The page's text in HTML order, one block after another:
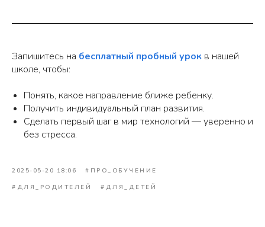
Запишитесь на бесплатный пробный урок в нашей
школе, чтобы:
Понять, какое направление ближе ребенку.
Получить индивидуальный план развития.
Сделать первый шаг в мир технологий — уверенно и
без стресса.
2025-05-20 18:06
#ПРО_ОБУЧЕНИЕ
#ДЛЯ_РОДИТЕЛЕЙ
#ДЛЯ_ДЕТЕЙ
индивидуальный план занятий